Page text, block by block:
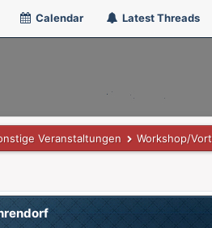
Calendar Latest Threads
Veranstaltungen Workshop/